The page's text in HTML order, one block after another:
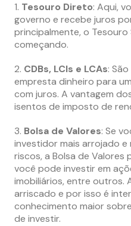
1. Tesouro Direto: Aqui,
governo e recebe juros
principalmente, o Tesouro
começando.
2. CDBs, LCIs e LCAs:
empresta dinheiro para
com juros. A vantagem
isentos de imposto de
3. Bolsa de Valores: Se
investidor mais arrojado
riscos, a Bolsa de Valores
você pode investir em
imobiliários, entre outros.
arriscado e por isso é
conhecimento maior
de investir.